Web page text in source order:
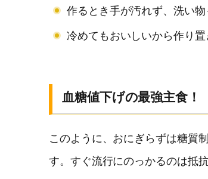
作るとき手が汚れず、洗い
冷めてもおいしいから作り置
血糖値下げの最強主食！
このように、おにぎらずは糖質
す。すぐ流行にのっかるのは抵